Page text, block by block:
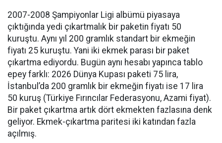
2007-2008 Şampiyonlar Ligi albümü piyasaya
çıktığında yedi çıkartmalık bir paketin fiyatı 50
kuruştu. Aynı yıl 200 gramlık standart bir ekmeğin
fiyatı 25 kuruştu. Yani iki ekmek parası bir paket
çıkartma ediyordu. Bugün aynı hesabı yapınca tablo
epey farklı: 2026 Dünya Kupası paketi 75 lira,
İstanbul’da 200 gramlık bir ekmeğin fiyatı ise 17 lira
50 kuruş (Türkiye Fırıncılar Federasyonu, Azami fiyat).
Bir paket çıkartma artık dört ekmekten fazlasına denk
geliyor. Ekmek-çıkartma paritesi iki katından fazla
açılmış.